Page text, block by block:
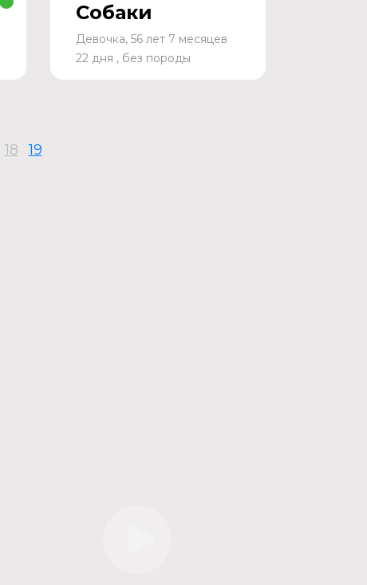
Собаки
Девочка, 56 лет 7 месяцев
22 дня , без породы
18 19